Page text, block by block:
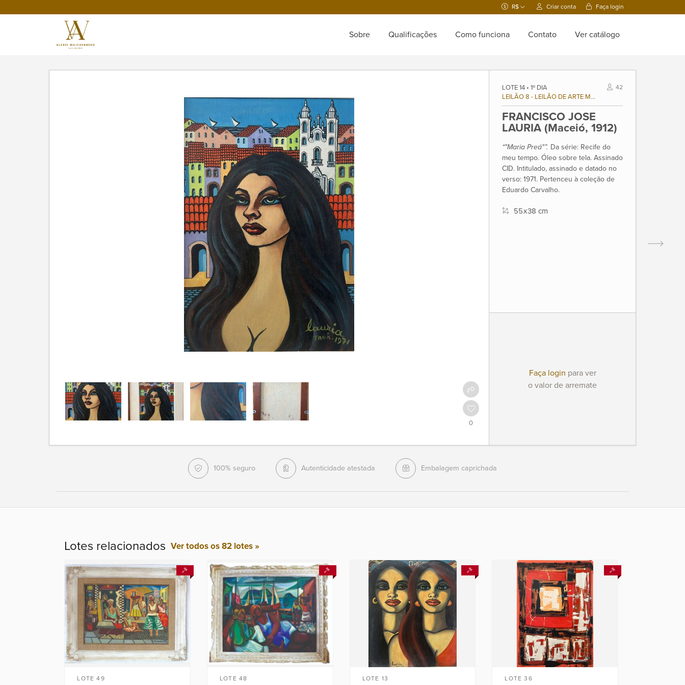
R$ Criar conta Faça login
Sobre Qualificações Como funciona Contato Ver catálogo
0
LOTE 14 • 1º DIA 42
LEILÃO 8 - LEILÃO DE ARTE MODERNA E CONTEMPORÂNEA BRASILEIRA
FRANCISCO JOSE
LAURIA (Maceió, 1912)
“"Maria Preá"”. Da série: Recife do
meu tempo. Óleo sobre tela. Assinado
CID. Intitulado, assinado e datado no
verso: 1971. Pertenceu à coleção de
Eduardo Carvalho.
55x38 cm
Faça login para ver
o valor de arremate
100% seguro Autenticidade atestada Embalagem caprichada
Lotes relacionados Ver todos os 82 lotes »
LOTE 49 LOTE 48 LOTE 13 LOTE 36